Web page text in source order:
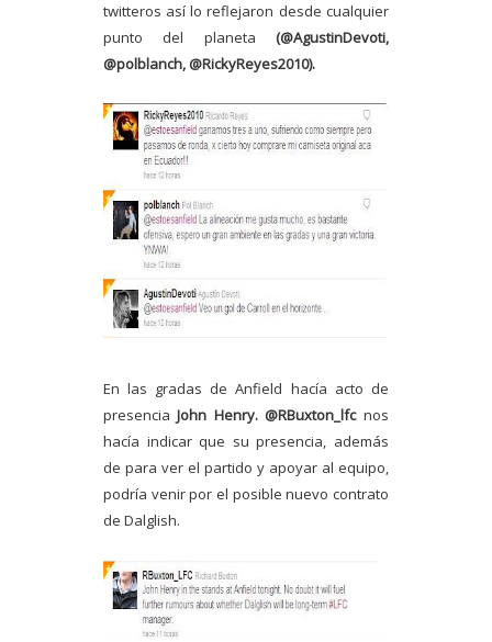
twitteros así lo reflejaron desde cualquier
punto del planeta (@AgustinDevoti,
@polblanch, @RickyReyes2010).
En las gradas de Anfield hacía acto de
presenciaJohn Henry. @RBuxton_lfc nos
hacía indicar que su presencia, además
de para ver el partido y apoyar al equipo,
podría venir por el posible nuevo contrato
de Dalglish.